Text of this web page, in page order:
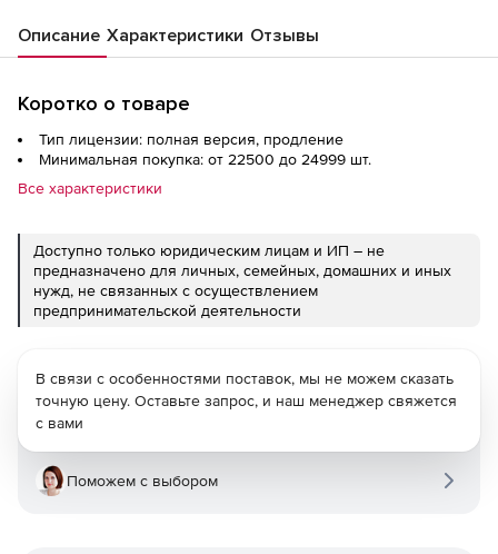
Описание Характеристики Отзывы
Коротко о товаре
Тип лицензии: полная версия, продление
Минимальная покупка: от 22500 до 24999 шт.
Все характеристики
Доступно только юридическим лицам и ИП – не
предназначено для личных, семейных, домашних и иных
нужд, не связанных с осуществлением
предпринимательской деятельности
В связи с особенностями поставок, мы не можем сказать
точную цену. Оставьте запрос, и наш менеджер свяжется
с вами
Поможем с выбором